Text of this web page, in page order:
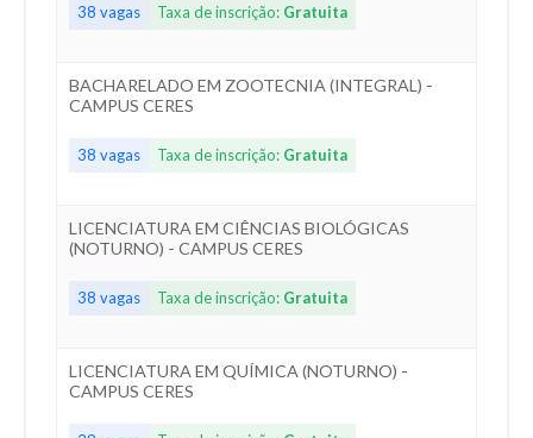
38 vagas Taxa de inscrição: Gratuita
BACHARELADO EM ZOOTECNIA (INTEGRAL) -
CAMPUS CERES
38 vagas Taxa de inscrição: Gratuita
LICENCIATURA EM CIÊNCIAS BIOLÓGICAS
(NOTURNO) - CAMPUS CERES
38 vagas Taxa de inscrição: Gratuita
LICENCIATURA EM QUÍMICA (NOTURNO) -
CAMPUS CERES